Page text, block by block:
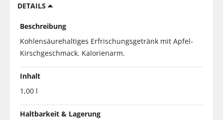
DETAILS
Beschreibung
Kohlensäurehaltiges Erfrischungsgetränk mit Apfel-
Kirschgeschmack. Kalorienarm.
Inhalt
1,00 l
Haltbarkeit & Lagerung